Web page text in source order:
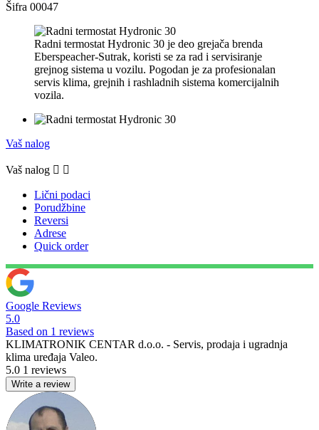
Šifra 00047
Radni termostat Hydronic 30 je deo grejača brenda
Eberspeacher-Sutrak, koristi se za rad i servisiranje
grejnog sistema u vozilu. Pogodan je za profesionalan
servis klima, grejnih i rashladnih sistema komercijalnih
vozila.
Vaš nalog
Vaš nalog  
Lični podaci
Porudžbine
Reversi
Adrese
Quick order
Google Reviews
5.0
Based on 1 reviews
KLIMATRONIK CENTAR d.o.o. - Servis, prodaja i ugradnja
klima uređaja Valeo.
5.0 1 reviews
Write a review